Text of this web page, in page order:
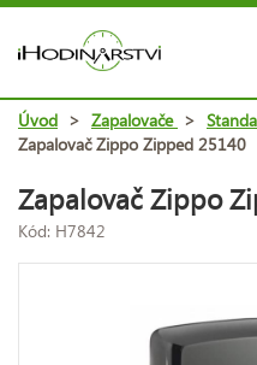
Úvod > Zapalovače >
Zapalovač Zippo Zipped 25140
Zapalovač Zippo
Kód: H7842